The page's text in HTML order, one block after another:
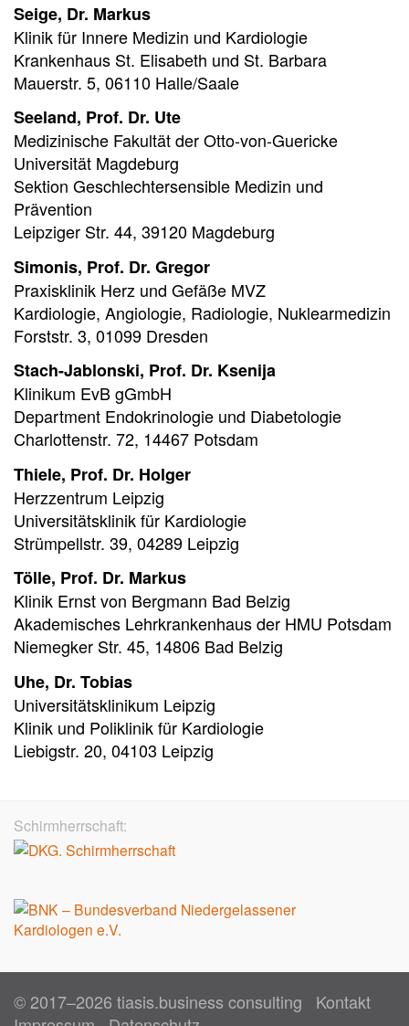
Seige, Dr. Markus
Klinik für Innere Medizin und Kardiologie
Krankenhaus St. Elisabeth und St. Barbara
Mauerstr. 5, 06110 Halle/Saale
Seeland, Prof. Dr. Ute
Medizinische Fakultät der Otto-von-Guericke
Universität Magdeburg
Sektion Geschlechtersensible Medizin und
Prävention
Leipziger Str. 44, 39120 Magdeburg
Simonis, Prof. Dr. Gregor
Praxisklinik Herz und Gefäße MVZ
Kardiologie, Angiologie, Radiologie, Nuklearmedizin
Forststr. 3, 01099 Dresden
Stach-Jablonski, Prof. Dr. Ksenija
Klinikum EvB gGmbH
Department Endokrinologie und Diabetologie
Charlottenstr. 72, 14467 Potsdam
Thiele, Prof. Dr. Holger
Herzzentrum Leipzig
Universitätsklinik für Kardiologie
Strümpellstr. 39, 04289 Leipzig
Tölle, Prof. Dr. Markus
Klinik Ernst von Bergmann Bad Belzig
Akademisches Lehrkrankenhaus der HMU Potsdam
Niemegker Str. 45, 14806 Bad Belzig
Uhe, Dr. Tobias
Universitätsklinikum Leipzig
Klinik und Poliklinik für Kardiologie
Liebigstr. 20, 04103 Leipzig
Schirmherrschaft:
© 2017–2026 tiasis.business consulting
Kontakt